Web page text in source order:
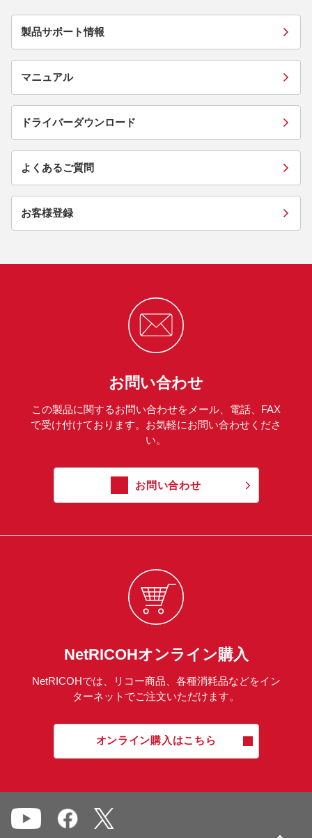
製品サポート情報
マニュアル
ドライバーダウンロード
よくあるご質問
お客様登録
お問い合わせ
この製品に関するお問い合わせをメール、電話、FAX
で受け付けております。お気軽にお問い合わせくださ
い。
お問い合わせ
NetRICOHオンライン購入
NetRICOHでは、リコー商品、各種消耗品などをイン
ターネットでご注文いただけます。
オンライン購入はこちら